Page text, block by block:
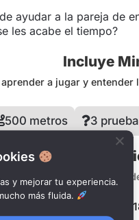
ayudar a la pareja de
les acabe el tiempo?
Incluye
a jugar y entender
500 metros 3
comenzar 20 mins antes y
13:00, 16:00, 17:00,
y mejorar tu experiencia.
más fluida.